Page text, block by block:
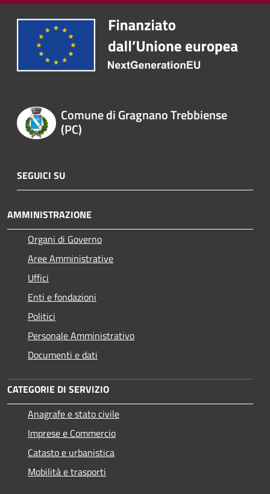
Comune di Gragnano Trebbiense
(PC)
SEGUICI SU
AMMINISTRAZIONE
Organi di Governo
Aree Amministrative
Uffici
Enti e fondazioni
Politici
Personale Amministrativo
Documenti e dati
CATEGORIE DI SERVIZIO
Anagrafe e stato civile
Imprese e Commercio
Catasto e urbanistica
Mobilità e trasporti